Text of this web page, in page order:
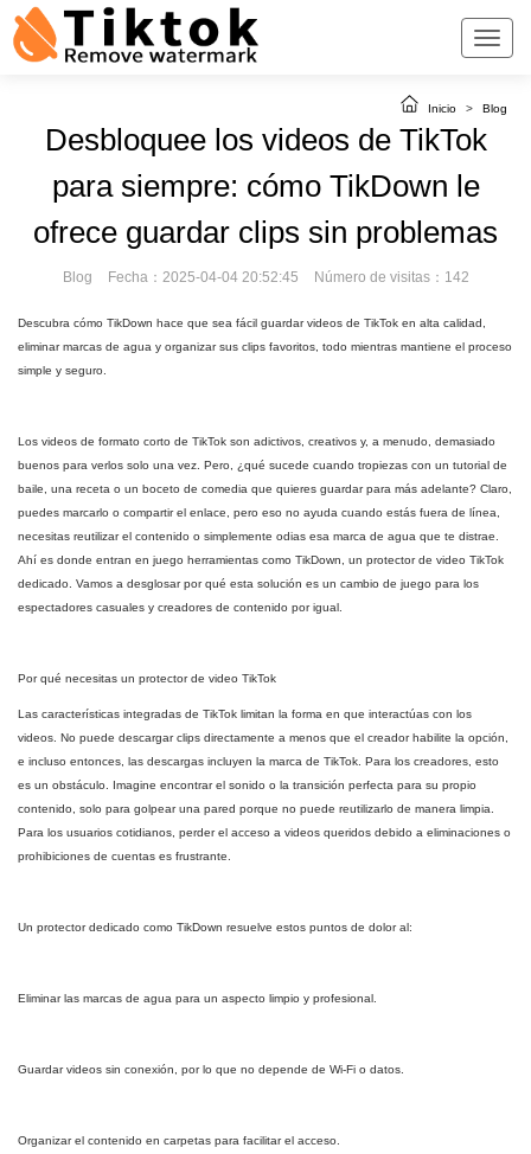
Inicio > Blog
Desbloquee los videos de TikTok
para siempre: cómo TikDown le
ofrece guardar clips sin problemas
Blog Fecha：2025-04-04 20:52:45 Número de visitas：142
Descubra cómo TikDown hace que sea fácil guardar videos de TikTok en alta calidad,
eliminar marcas de agua y organizar sus clips favoritos, todo mientras mantiene el proceso
simple y seguro.
Los videos de formato corto de TikTok son adictivos, creativos y, a menudo, demasiado
buenos para verlos solo una vez. Pero, ¿qué sucede cuando tropiezas con un tutorial de
baile, una receta o un boceto de comedia que quieres guardar para más adelante? Claro,
puedes marcarlo o compartir el enlace, pero eso no ayuda cuando estás fuera de línea,
necesitas reutilizar el contenido o simplemente odias esa marca de agua que te distrae.
Ahí es donde entran en juego herramientas como TikDown, un protector de video TikTok
dedicado. Vamos a desglosar por qué esta solución es un cambio de juego para los
espectadores casuales y creadores de contenido por igual.
Por qué necesitas un protector de video TikTok
Las características integradas de TikTok limitan la forma en que interactúas con los
videos. No puede descargar clips directamente a menos que el creador habilite la opción,
e incluso entonces, las descargas incluyen la marca de TikTok. Para los creadores, esto
es un obstáculo. Imagine encontrar el sonido o la transición perfecta para su propio
contenido, solo para golpear una pared porque no puede reutilizarlo de manera limpia.
Para los usuarios cotidianos, perder el acceso a videos queridos debido a eliminaciones o
prohibiciones de cuentas es frustrante.
Un protector dedicado como TikDown resuelve estos puntos de dolor al:
Eliminar las marcas de agua para un aspecto limpio y profesional.
Guardar videos sin conexión, por lo que no depende de Wi-Fi o datos.
Organizar el contenido en carpetas para facilitar el acceso.